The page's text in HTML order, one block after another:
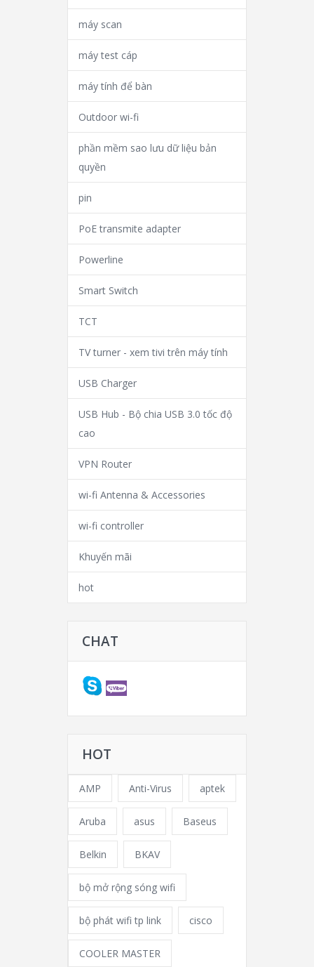
máy scan
máy test cáp
máy tính để bàn
Outdoor wi-fi
phần mềm sao lưu dữ liệu bản
quyền
pin
PoE transmite adapter
Powerline
Smart Switch
TCT
TV turner - xem tivi trên máy tính
USB Charger
USB Hub - Bộ chia USB 3.0 tốc độ
cao
VPN Router
wi-fi Antenna & Accessories
wi-fi controller
Khuyến mãi
hot
CHAT
HOT
AMP Anti-Virus aptek
Aruba asus Baseus
Belkin BKAV
bộ mở rộng sóng wifi
bộ phát wifi tp link cisco
COOLER MASTER